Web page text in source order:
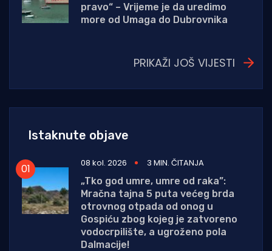
pravo“ – Vrijeme je da uredimo
more od Umaga do Dubrovnika
PRIKAŽI JOŠ VIJESTI
Istaknute objave
08 kol. 2026
3 MIN. ČITANJA
„Tko god umre, umre od raka”:
Mračna tajna 5 puta većeg brda
otrovnog otpada od onog u
Gospiću zbog kojeg je zatvoreno
vodocrpilište, a ugroženo pola
Dalmacije!